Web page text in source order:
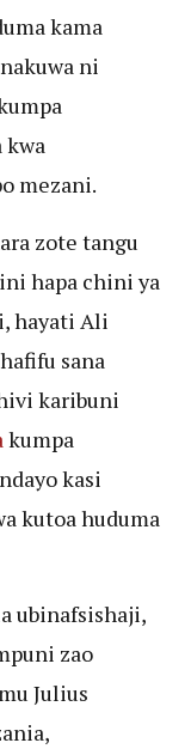
kama
ni
kwa
mezani.
zote tangu
hapa chini ya
hayati Ali
sana
karibuni
kumpa
kasi
kutoa huduma
ubinafsishaji,
zao
Julius